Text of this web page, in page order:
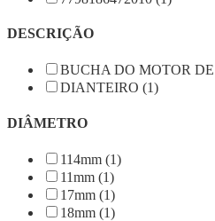
DESCRIÇÃO
BUCHA DO MOTOR
DIANTEIRO (1)
DIÂMETRO
114mm (1)
11mm (1)
17mm (1)
18mm (1)